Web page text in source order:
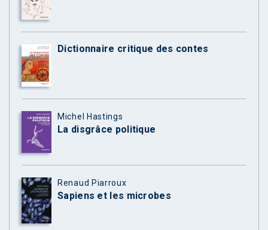
Dictionnaire critique des contes
Michel Hastings
La disgrâce politique
Renaud Piarroux
Sapiens et les microbes